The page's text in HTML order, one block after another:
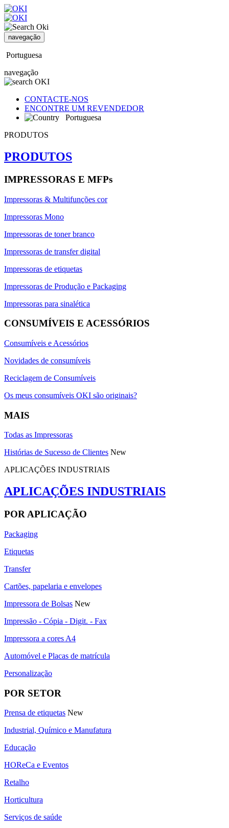
navegação
Portuguesa
navegação
CONTACTE-NOS
ENCONTRE UM REVENDEDOR
Portuguesa
PRODUTOS
PRODUTOS
IMPRESSORAS E MFPs
Impressoras & Multifunções cor
Impressoras Mono
Impressoras de toner branco
Impressoras de transfer digital
Impressoras de etiquetas
Impressoras de Produção e Packaging
Impressoras para sinalética
CONSUMÍVEIS E ACESSÓRIOS
Consumíveis e Acessórios
Novidades de consumíveis
Reciclagem de Consumíveis
Os meus consumíveis OKI são originais?
MAIS
Todas as Impressoras
Histórias de Sucesso de Clientes New
APLICAÇÕES INDUSTRIAIS
APLICAÇÕES INDUSTRIAIS
POR APLICAÇÃO
Packaging
Etiquetas
Transfer
Cartões, papelaria e envelopes
Impressora de Bolsas New
Impressão - Cópia - Digit. - Fax
Impressora a cores A4
Automóvel e Placas de matrícula
Personalização
POR SETOR
Prensa de etiquetas New
Industrial, Químico e Manufatura
Educação
HOReCa e Eventos
Retalho
Horticultura
Serviços de saúde